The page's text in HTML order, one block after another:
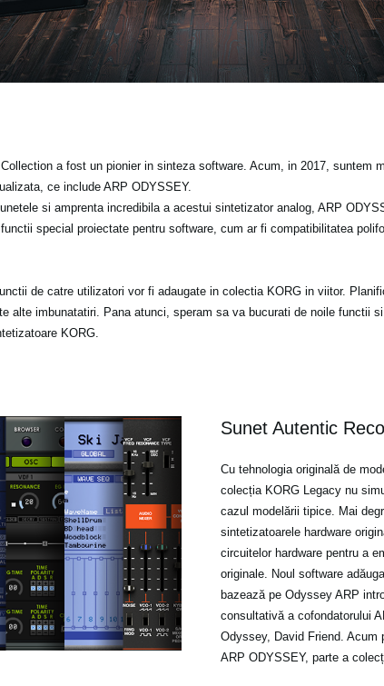
Collection a fost un pionier in sinteza software. Acum, in 2017, suntem
ce include ARP ODYSSEY.
si amprenta incredibila a acestui sintetizator analog, ARP
special proiectate pentru software, cum ar fi compatibilitatea
de catre utilizatori vor fi adaugate in colectia KORG in viitor.
alte imbunatatiri. Pana atunci, speram sa va bucurati de noile functii
KORG.
Sunet Autentic
Cu tehnologia originală de
colecția KORG Legacy nu
cazul modelării tipice. Mai
sintetizatoarele hardware
circuitelor hardware pentru a
originale. Noul software
bazează pe Odyssey ARP
consultativă a cofondatorului
Odyssey, David Friend. Acum
ARP ODYSSEY, parte a